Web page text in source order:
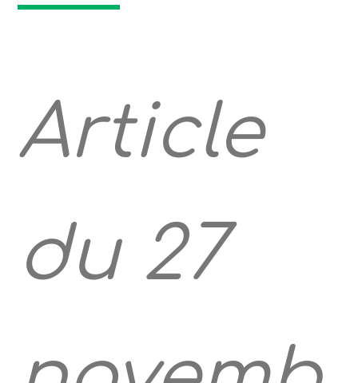
Article
du 27